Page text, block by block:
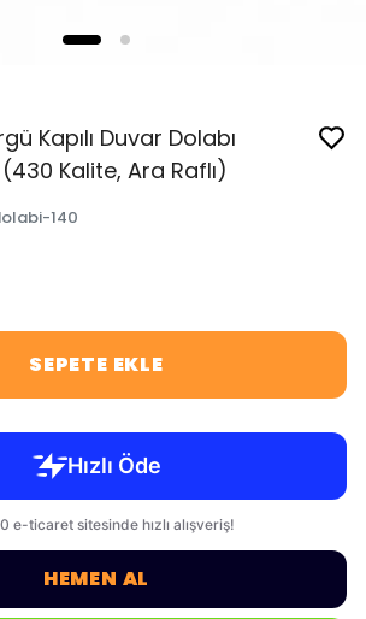
Kapılı Duvar Dolabı
Kalite, Ara Raflı)
140
SEPETE EKLE
HEMEN AL